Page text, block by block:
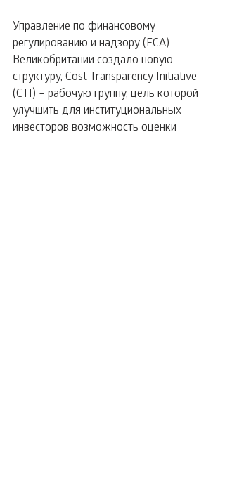
Управление по финансовому
регулированию и надзору (FCA)
Великобритании создало новую
структуру, Cost Transparency Initiative
(CTI) – рабочую группу, цель которой
улучшить для институциональных
инвесторов возможность оценки